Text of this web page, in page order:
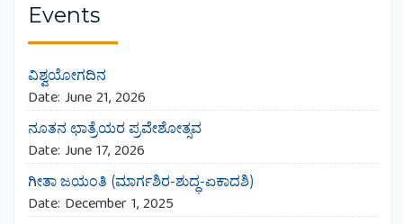
Events
ವಿಶ್ವಯೋಗದಿನ
Date: June 21, 2026
ನೂತನ ಛಾತ್ರೆಯರ ಪ್ರವೇಶೋತ್ಸವ
Date: June 17, 2026
ಗೀತಾ ಜಯಂತಿ (ಮಾರ್ಗಶಿರ-ಶುದ್ಧ-ಏಕಾದಶಿ)
Date: December 1, 2025